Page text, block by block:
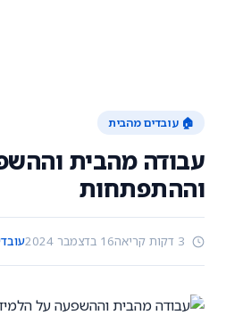
🏠 עובדים מהבית
עבודה מהבית
וההתפתחות
16 בדצמבר 2024